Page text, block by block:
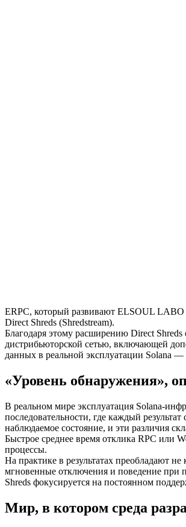
ERPC, который развивают ELSOUL
Direct Shreds (Shredstream).
Благодаря этому расширению Direct Shreds
дистрибьюторской сетью, включающей
данных в реальной эксплуатации Solana —
«Уровень обнаружения»,
В реальном мире эксплуатация Solana-
последовательности, где каждый
наблюдаемое состояние, и эти различия
Быстрое среднее время отклика RPC или
процессы.
На практике в результатах преобладают
мгновенные отключения и поведение
Shreds фокусируется на постоянном
Мир, в котором среда